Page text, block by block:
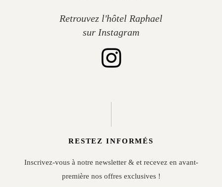
Retrouvez l'hôtel Raphael
sur Instagram
RESTEZ INFORMÉS
Inscrivez-vous à notre newsletter & et recevez en avant-
première nos offres exclusives !